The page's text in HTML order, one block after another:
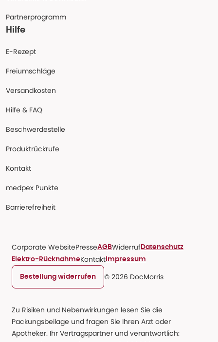
Partnerprogramm
Hilfe
E-Rezept
Freiumschläge
Versandkosten
Hilfe & FAQ
Beschwerdestelle
Produktrückrufe
Kontakt
medpex Punkte
Barrierefreiheit
Corporate WebsitePresseAGBWiderruf Datenschutz
Elektro-RücknahmeKontakt Impressum
Bestellung widerrufen © 2026 DocMorris
Zu Risiken und Nebenwirkungen lesen Sie die
Packungsbeilage und fragen Sie Ihren Arzt oder
Apotheker. Ihr Vertragspartner und verantwortlich: